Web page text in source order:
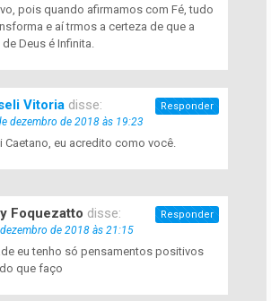
pois quando afirmamos com Fé, tudo
e aí trmos a certeza de que a
Deus é Infinita.
Vitoria disse:
dezembro de 2018 às 19:23
Caetano, eu acredito como você.
Responder
Foquezatto disse:
de 2018 às 21:15
eu tenho só pensamentos positivos
que faço
Responder